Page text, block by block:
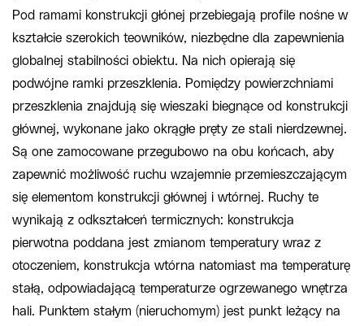
Pod ramami konstrukcji głónej przebiegają profile nośne w
kształcie szerokich teowników, niezbędne dla zapewnienia
globalnej stabilności obiektu. Na nich opierają się
podwójne ramki przeszklenia. Pomiędzy powierzchniami
przeszklenia znajdują się wieszaki biegnące od konstrukcji
głównej, wykonane jako okrągłe pręty ze stali nierdzewnej.
Są one zamocowane przegubowo na obu końcach, aby
zapewnić możliwość ruchu wzajemnie przemieszczającym
się elementom konstrukcji głównej i wtórnej. Ruchy te
wynikają z odkształceń termicznych: konstrukcja
pierwotna poddana jest zmianom temperatury wraz z
otoczeniem, konstrukcja wtórna natomiast ma temperaturę
stałą, odpowiadającą temperaturze ogrzewanego wnętrza
hali. Punktem stałym (nieruchomym) jest punkt leżący na